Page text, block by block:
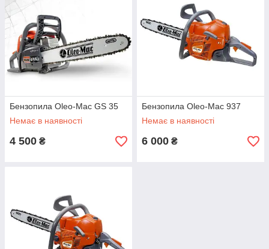
Бензопила Oleo-Mac GS 35
Немає в наявності
4 500 ₴
Бензопила Oleo-Mac 937
Немає в наявності
6 000 ₴